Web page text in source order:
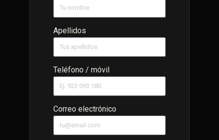
Apellidos
Teléfono / móvil
Correo electrónico